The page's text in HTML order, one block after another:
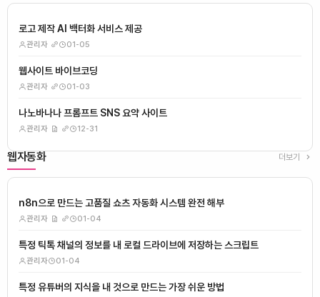
로고 제작 AI 백터화 서비스 제공
관리자 01-05
웹사이트 바이브코딩
관리자 01-03
나노바나나 프롬프트 SNS 요약 사이트
관리자 12-31
웹자동화 더보기
n8n으로 만드는 고품질 쇼츠 자동화 시스템 완전 해부
관리자 01-04
특정 틱톡 채널의 정보를 내 로컬 드라이브에 저장하는 스크립트
관리자 01-04
특정 유튜버의 지식을 내 것으로 만드는 가장 쉬운 방법